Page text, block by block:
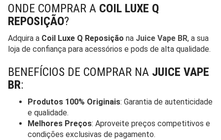
ONDE COMPRAR A COIL LUXE Q
REPOSIÇÃO?
Adquira a Coil Luxe Q Reposição na Juice Vape BR, a sua
loja de confiança para acessórios e pods de alta qualidade.
BENEFÍCIOS DE COMPRAR NA JUICE VAPE
BR:
Produtos 100% Originais: Garantia de autenticidade
e qualidade.
Melhores Preços: Aproveite preços competitivos e
condições exclusivas de pagamento.